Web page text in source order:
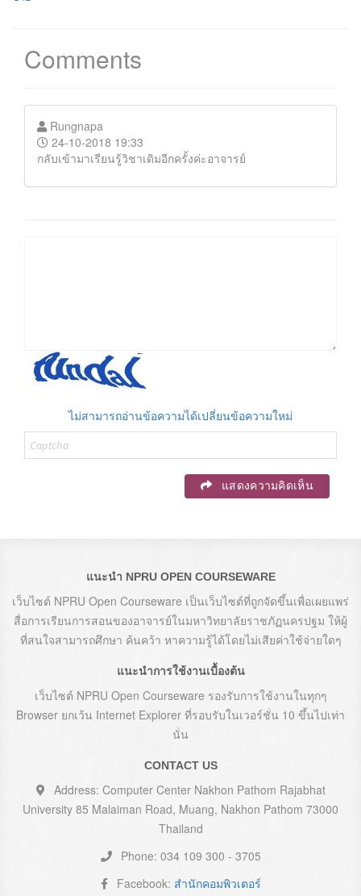
Comments
Rungnapa
24-10-2018 19:33
กลับเข้ามาเรียนรู้วิชาเดิมอีกครั้งค่ะอาจารย์
ไม่สามารถอ่านข้อความได้เปลี่ยนข้อความใหม่
แสดงความคิดเห็น
แนะนำ NPRU OPEN COURSEWARE
เว็บไซต์ NPRU Open Courseware เป็นเว็บไซต์ที่ถูกจัดขึ้นเพื่อเผยแพร่
สื่อการเรียนการสอนของอาจารย์ในมหาวิทยาลัยราชภัฏนครปฐม ให้ผู้
ที่สนใจสามารถศึกษา ค้นคว้า หาความรู้ได้โดยไม่เสียค่าใช้จ่ายใดๆ
แนะนำการใช้งานเบื้องต้น
เว็บไซต์ NPRU Open Courseware รองรับการใช้งานในทุกๆ
Browser ยกเว้น Internet Explorer ที่รอบรับในเวอร์ชั่น 10 ขึ้นไปเท่า
นั่น
CONTACT US
Address: Computer Center Nakhon Pathom Rajabhat
University 85 Malaiman Road, Muang, Nakhon Pathom 73000
Thailand
Phone: 034 109 300 - 3705
Facebook: สำนักคอมพิวเตอร์